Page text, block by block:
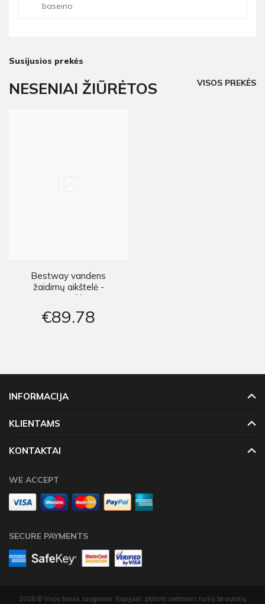
baseino
Susijusios prekės
NESENIAI ŽIŪRĖTOS VISOS PREKĖS
Bestway vandens
žaidimų aikštelė -
čiuožykla
€89 78
INFORMACIJA
KLIENTAMS
KONTAKTAI
WE ACCEPT
SECURE PAYMENTS
2026 © Visos teisės saugomos. Kopijuoti, platinti svetainės turinį be autorių